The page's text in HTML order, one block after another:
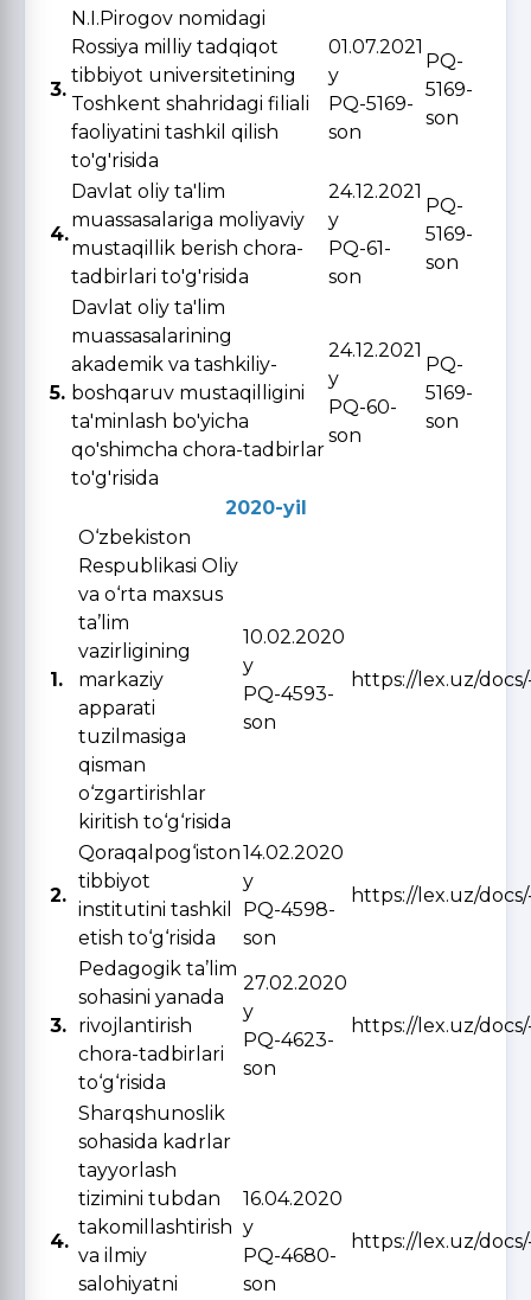
3.
N.I.Pirogov nomidagi
Rossiya milliy tadqiqot
tibbiyot universitetining
Toshkent shahridagi filiali
faoliyatini tashkil qilish
to'g'risida
01.07.2021
y
PQ-5169-
son
PQ-
5169-
son
4.
Davlat oliy ta'lim
muassasalariga moliyaviy
mustaqillik berish chora-
tadbirlari to'g'risida
24.12.2021
y
PQ-61-
son
PQ-
5169-
son
5.
Davlat oliy ta'lim
muassasalarining
akademik va tashkiliy-
boshqaruv mustaqilligini
ta'minlash bo'yicha
qo'shimcha chora-tadbirlar
to'g'risida
24.12.2021
y
PQ-60-
son
PQ-
5169-
son
2020-yil
1.
O‘zbekiston
Respublikasi Oliy
va o‘rta maxsus
ta’lim
vazirligining
markaziy
apparati
tuzilmasiga
qisman
o‘zgartirishlar
kiritish to‘g‘risida
10.02.2020
y
PQ-4593-
son
https://lex.uz/
2.
Qoraqalpog‘iston
tibbiyot
institutini tashkil
etish to‘g‘risida
14.02.2020
y
PQ-4598-
son
https://lex.uz/
3.
Pedagogik ta’lim
sohasini yanada
rivojlantirish
chora-tadbirlari
to‘g‘risida
27.02.2020
y
PQ-4623-
son
https://lex.uz/
4.
Sharqshunoslik
sohasida kadrlar
tayyorlash
tizimini tubdan
takomillashtirish
va ilmiy
salohiyatni
16.04.2020
y
PQ-4680-
son
https://lex.uz/